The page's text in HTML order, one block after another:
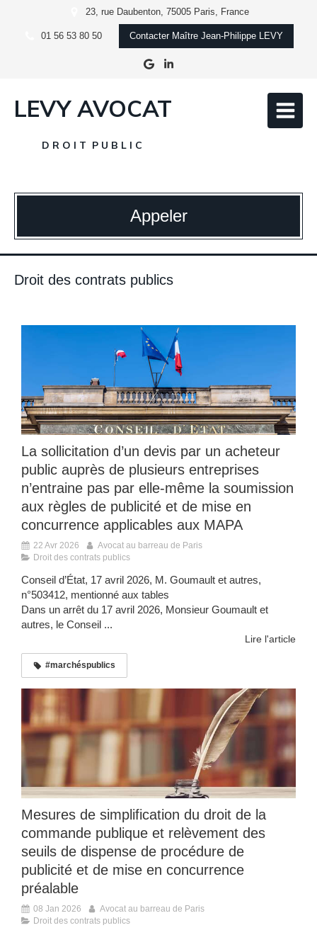
23, rue Daubenton, 75005 Paris, France
01 56 53 80 50 Contacter Maître Jean-Philippe LEVY
LEVY AVOCAT
D R O I T P U B L I C
Appeler
Droit des contrats publics
La sollicitation d’un devis par un acheteur
public auprès de plusieurs entreprises
n’entraine pas par elle-même la soumission
aux règles de publicité et de mise en
concurrence applicables aux MAPA
22 Avr 2026
Avocat au barreau de Paris
Droit des contrats publics
Conseil d’État, 17 avril 2026, M. Goumault et autres,
n°503412, mentionné aux tables
Dans un arrêt du 17 avril 2026, Monsieur Goumault et
autres, le Conseil ...
Lire l'article
#marchéspublics
Mesures de simplification du droit de la
commande publique et relèvement des
seuils de dispense de procédure de
publicité et de mise en concurrence
préalable
08 Jan 2026
Avocat au barreau de Paris
Droit des contrats publics